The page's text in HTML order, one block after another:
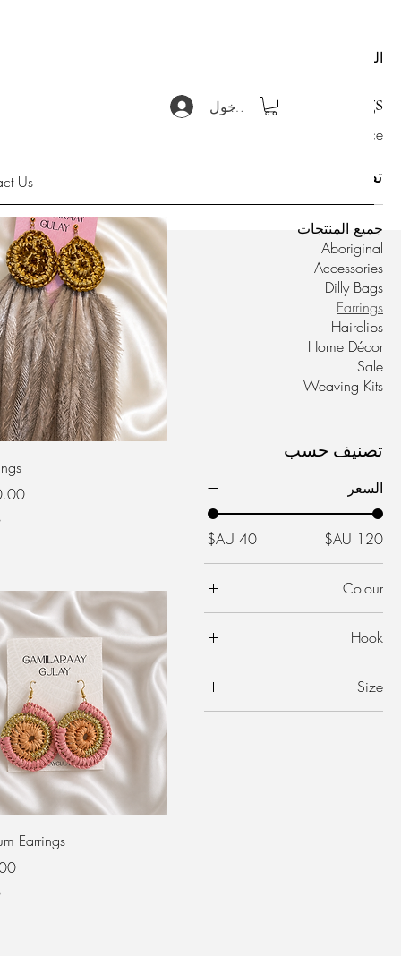
Us
تسجيل الدخول
الرئيسية
Earrings
All our beautiful earrings all in one place
تصفح حسب
جميع المنتجات
Aboriginal
Accessories
Dilly Bags
Earrings
Hairclips
Home Décor
Sale
Weaving Kits
تصنيف حسب
السعر
Colour
Brown
Hook
Silver
Size
‏100.00 AU$
Earrings
‏70.00 AU$